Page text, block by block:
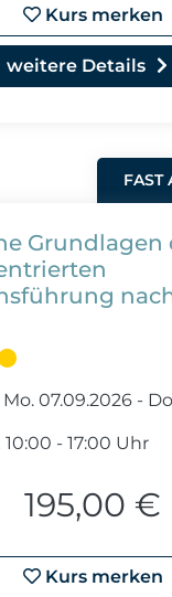
Kurs merken
weitere Details
FAST
Grundlagen
Mo. 07.09.2026 -
10:00 - 17:00 Uhr
195,00 €
Kurs merken